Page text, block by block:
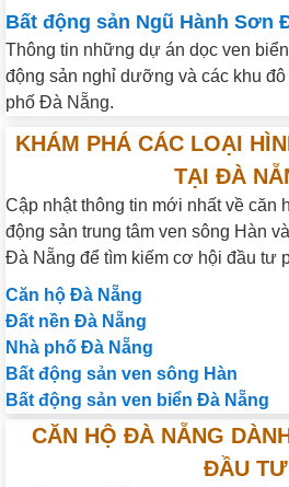
Bất động sản Ngũ Hành Sơn
Thông tin những dự án dọc ven
động sản nghỉ dưỡng và các khu
phố Đà Nẵng.
KHÁM PHÁ CÁC LOẠI
TẠI ĐÀ
Cập nhật thông tin mới nhất về căn
động sản trung tâm ven sông Hàn
Đà Nẵng để tìm kiếm cơ hội đầu tư
Căn hộ Đà Nẵng
Đất nền Đà Nẵng
Nhà phố Đà Nẵng
Bất động sản ven sông Hàn
Bất động sản ven biển Đà Nẵng
CĂN HỘ ĐÀ NẴNG
ĐẦU TƯ